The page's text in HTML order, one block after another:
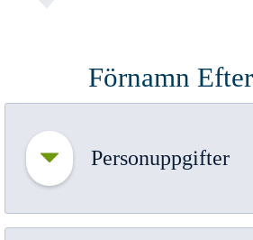
Klicka här för att ladda
upp en bild
Förnamn
Personuppgifter